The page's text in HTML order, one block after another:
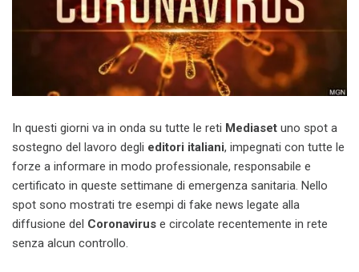
In questi giorni va in onda su tutte le reti Mediaset uno spot a
sostegno del lavoro degli editori italiani, impegnati con tutte le
forze a informare in modo professionale, responsabile e
certificato in queste settimane di emergenza sanitaria. Nello
spot sono mostrati tre esempi di fake news legate alla
diffusione del Coronavirus e circolate recentemente in rete
senza alcun controllo.